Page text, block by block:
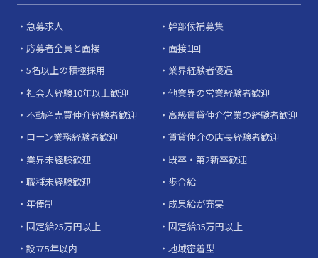
急募求人
幹部候補募集
応募者全員と面接
面接1回
5名以上の積極採用
業界経験者優遇
社会人経験10年以上歓迎
他業界の営業経験者歓迎
不動産売買仲介経験者歓迎
高級賃貸仲介営業の経験者歓迎
ローン業務経験者歓迎
賃貸仲介の店長経験者歓迎
業界未経験歓迎
既卒・第2新卒歓迎
職種未経験歓迎
歩合給
年俸制
成果給が充実
固定給25万円以上
固定給35万円以上
設立5年以内
地域密着型